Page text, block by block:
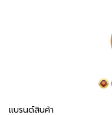
แบรนด์สินค้า